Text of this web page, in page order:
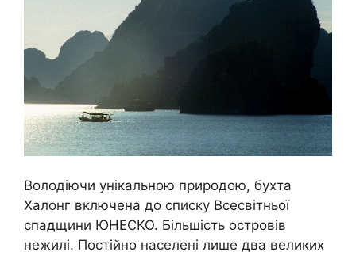
Володіючи унікальною природою, бухта
Халонг включена до списку Всесвітньої
спадщини ЮНЕСКО. Більшість островів
нежилі. Постійно населені лише два великих